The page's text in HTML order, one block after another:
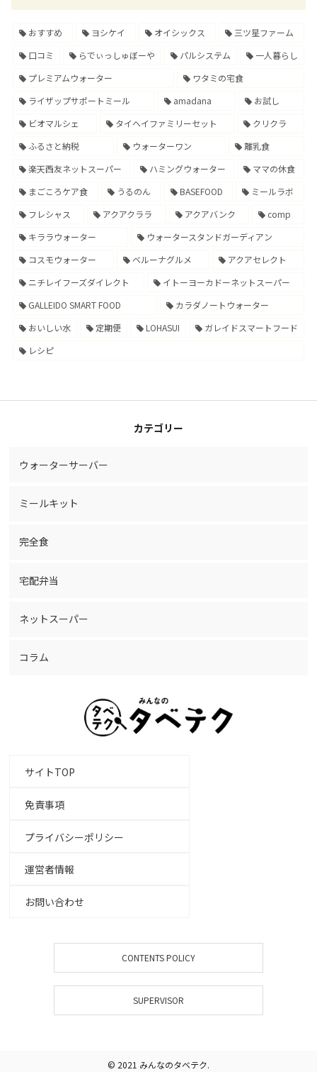
おすすめ ヨシケイ オイシックス
三ツ星ファーム
口コミ
らでぃっしゅぼーや パルシステム
一人暮らし
プレミアムウォーター
ワタミの宅食
ライザップサポートミール
amadana
お試し
ビオマルシェ
タイヘイファミリーセット
クリクラ
ふるさと納税
ウォーターワン
離乳食
楽天西友ネットスーパー
ハミングウォーター
ママの休食
まごころケア食
うるのん BASEFOOD
ミールラボ
フレシャス
アクアクララ アクアバンク
comp
キララウォーター
ウォータースタンドガーディアン
コスモウォーター
ベルーナグルメ
アクアセレクト
ニチレイフーズダイレクト
イトーヨーカドーネットスーパー
GALLEIDO SMART FOOD
カラダノートウォーター
おいしい水
定期便 LOHASUI
ガレイドスマートフード
レシピ
カテゴリー
ウォーターサーバー
ミールキット
完全食
宅配弁当
ネットスーパー
コラム
サイトTOP
免責事項
プライバシーポリシー
運営者情報
お問い合わせ
CONTENTS POLICY
SUPERVISOR
© 2021 みんなのタベテク.